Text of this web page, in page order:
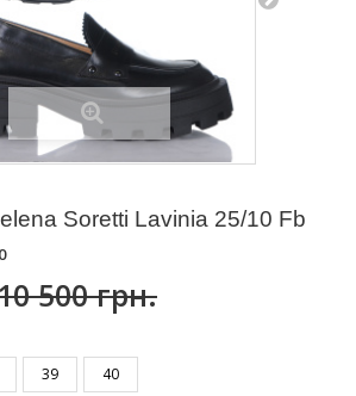
Soretti Lavinia 25/10 Fb
500 грн.
39 40